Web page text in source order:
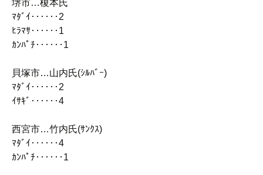
堺市…榎本氏
ﾏﾀﾞｲ‥‥‥2
ﾋﾗﾏｻ‥‥‥1
ｶﾝﾊﾟﾁ‥‥‥1
貝塚市…山内氏(ｼﾙﾊﾞｰ)
ﾏﾀﾞｲ‥‥‥2
ｲｻｷﾞ‥‥‥4
西宮市…竹内氏(ｻﾝｸｽ)
ﾏﾀﾞｲ‥‥‥4
ｶﾝﾊﾟﾁ‥‥‥1